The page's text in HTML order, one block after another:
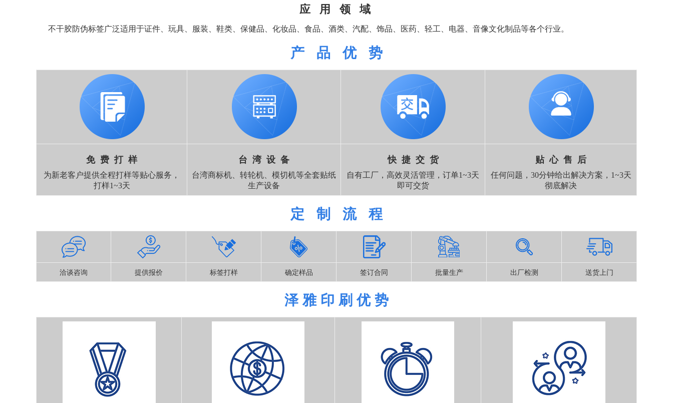
应 用 领 域
不干胶防伪标签广泛适用于证件、玩具、服装、鞋类、保健品、化妆品、食品、酒类、汽配、饰品、医药、轻工、电器、音像文化制品等各个行业。
产 品 优 势
免 费 打 样
为新老客户提供全程打样等贴心服务，
打样1~3天
台 湾 设 备
台湾商标机、转轮机、模切机等全套贴纸
生产设备
快 捷 交 货
自有工厂，高效灵活管理，订单1~3天
即可交货
贴 心 售 后
任何问题，30分钟给出解决方案，1~3天
彻底解决
定 制 流 程
洽谈咨询 提供报价 标签打样 确定样品 签订合同 批量生产 出厂检测 送货上门
泽 雅 印 刷 优 势